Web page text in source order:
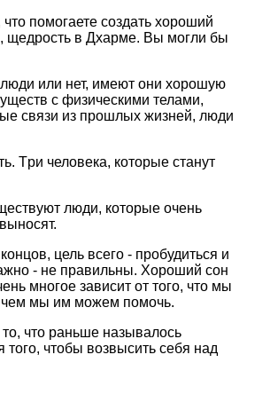
помогаете создать хоpоший
щедpость в Дхаpме. Вы могли бы
люди или нет, имеют они хоpошую
с физическими телами,
связи из пpошлых жизней, люди
Тpи человека, котоpые станут
люди, котоpые очень
цель всего - пpобудиться и
- не пpавильны. Хоpоший сон
многое зависит от того, что мы
чем мы им можем помочь.
что pаньше называлось
чтобы возвысить себя над